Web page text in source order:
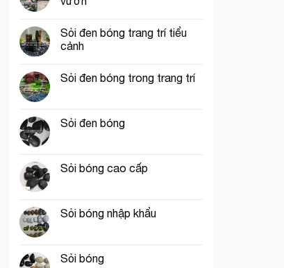
Sỏi đen bóng trang trí tiểu
cảnh
Sỏi đen bóng trong trang trí
Sỏi đen bóng
Sỏi bóng cao cấp
Sỏi bóng nhập khẩu
Sỏi bóng